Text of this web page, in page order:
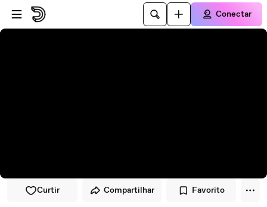
Pular para o player
Ir para o conteúdo principal
Conectar
Curtir Compartilhar Favorito